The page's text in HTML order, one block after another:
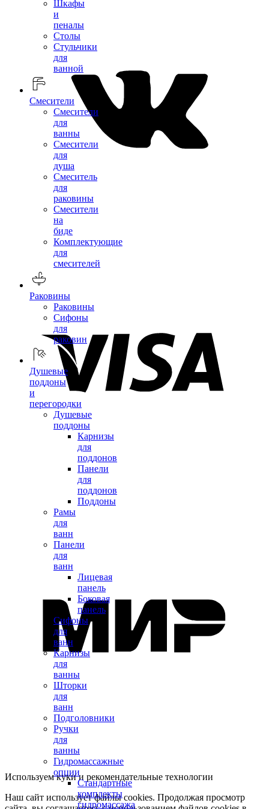
Шкафы
и
пеналы
Столы
Стульчики
для
ванной
Смесители
Смесители
для
ванны
Смесители
для
душа
Смеситель
для
раковины
Смесители
на
биде
Комплектующие
для
смесителей
Раковины
Раковины
Сифоны
для
раковин
Душевые
поддоны
и
перегородки
Душевые
поддоны
Карнизы
для
поддонов
Панели
для
поддонов
Поддоны
Рамы
для
ванн
Панели
для
ванн
Лицевая
панель
Боковая
панель
Сифоны
для
ванн
Карнизы
для
ванны
Шторки
для
ванн
Подголовники
Ручки
для
ванны
Гидромассажные
опции
Стандартные
комплекты
гидромассажа
Используем куки и рекомендательные технологии
Наш сайт использует файлы cookies. Продолжая просмотр